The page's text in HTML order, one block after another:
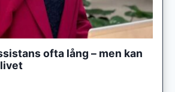
ofta lång – men kan